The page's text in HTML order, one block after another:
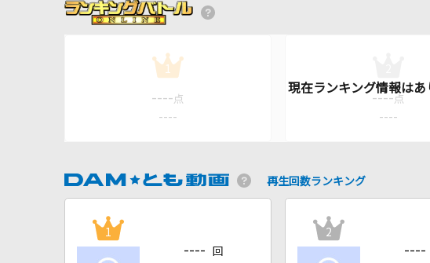
1
---- 点
----
---- 点
----
再生回数ランキング
1
---- 回
2
----